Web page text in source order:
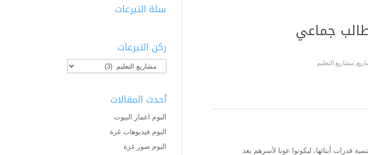
جماعي
,مشاريع التعليم
قدرات أبنائها، ليكونوا عونا لأسرهم بعد
سلة التبرعات
ركن التبرعات
أحدث المقالات
البوم اعمار البيوت
البوم فيديوهات غزة
البوم صور غزة